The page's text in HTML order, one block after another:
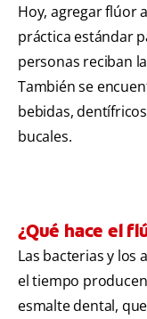
Hoy, agregar flúor
práctica estándar
personas reciban
También se
bebidas,
bucales.
¿Qué hace el
Las bacterias y los
el tiempo
esmalte dental,